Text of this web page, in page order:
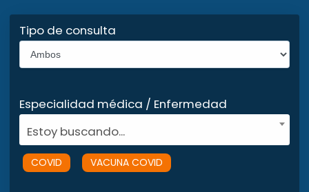
Tipo de consulta
Especialidad médica / Enfermedad
Estoy buscando...
COVID VACUNA COVID